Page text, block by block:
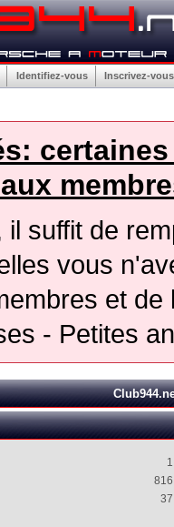
Identifiez-vous Inscrivez-vous
il suffit de
vous
et
- Petites